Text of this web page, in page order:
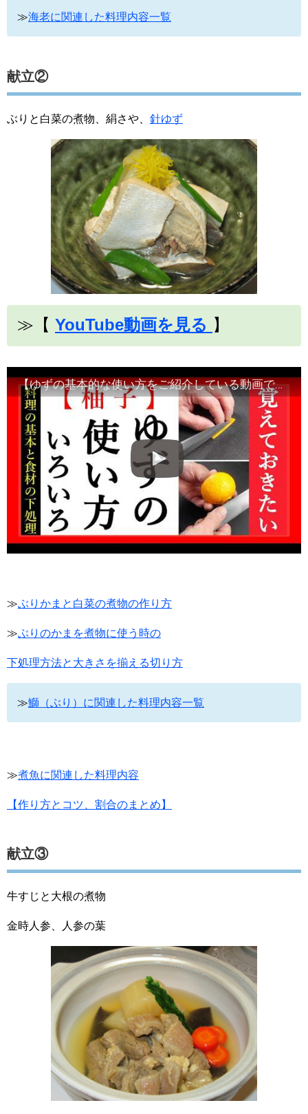
≫海老に関連した料理内容一覧
献立②
ぶりと白菜の煮物、絹さや、 針ゆず
≫【 YouTube動画を見る 】
【ゆずの基本的な使い方をご紹介している動画です】食材の切り方、使い方など！
≫ぶりかまと白菜の煮物の作り方
≫ぶりのかまを煮物に使う時の
下処理方法と大きさを揃える切り方
≫鰤（ぶり）に関連した料理内容一覧
≫煮魚に関連した料理内容
【作り方とコツ、割合のまとめ】
献立③
牛すじと大根の煮物
金時人参、人参の葉